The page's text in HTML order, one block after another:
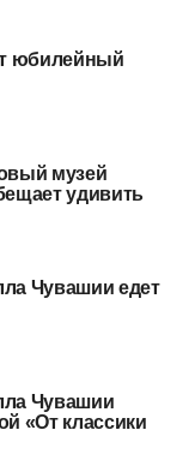
юбилейный
музей
удивить
Чувашии едет
Чувашии
«От классики